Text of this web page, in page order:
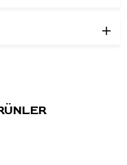
pen ve rotary dövme
kartuşun
bulunur.